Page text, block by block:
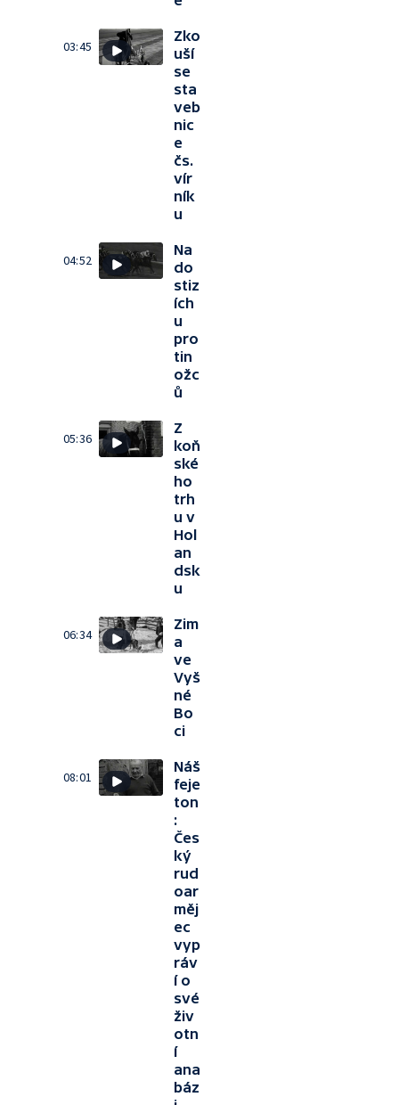
03:45
Zko
uší
se
sta
veb
nic
e
čs.
vír
ník
u
04:52
Na
do
stiz
ích
u
pro
tin
ožc
ů
05:36
Z
koň
ské
ho
trh
u v
Hol
an
dsk
u
06:34
Zim
a
ve
Vyš
né
Bo
ci
08:01
Náš
feje
ton
:
Čes
ký
rud
oar
měj
ec
vyp
ráv
í o
své
živ
otn
í
ana
báz